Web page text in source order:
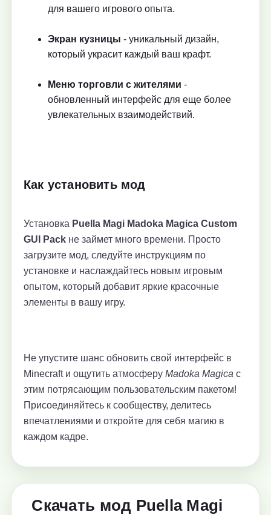
для вашего игрового опыта.
Экран кузницы - уникальный дизайн,
который украсит каждый ваш крафт.
Меню торговли с жителями -
обновленный интерфейс для еще более
увлекательных взаимодействий.
Как установить мод
Установка Puella Magi Madoka Magica Custom
GUI Pack не займет много времени. Просто
загрузите мод, следуйте инструкциям по
установке и наслаждайтесь новым игровым
опытом, который добавит яркие красочные
элементы в вашу игру.
Не упустите шанс обновить свой интерфейс в
Minecraft и ощутить атмосферу Madoka Magica с
этим потрясающим пользовательским пакетом!
Присоединяйтесь к сообществу, делитесь
впечатлениями и откройте для себя магию в
каждом кадре.
Скачать мод Puella Magi